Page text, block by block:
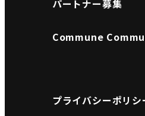
パートナー募集
Commune
プライバシーポリシ